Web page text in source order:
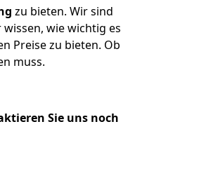
zu bieten. Wir sind
wie wichtig es
Preise zu bieten. Ob
muss.
Sie uns noch